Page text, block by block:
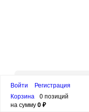
Войти
Регистрация
Корзина
0 позиций
на сумму0 ₽